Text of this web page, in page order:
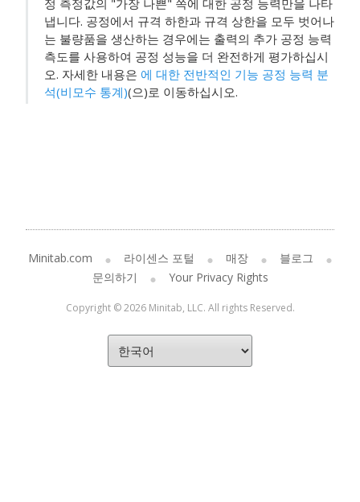
냅니다. 공정에서 규격 하한과 규격 상한을 모두 벗어나
는 불량품을 생산하는 경우에는 출력의 추가 공정 능력
측도를 사용하여 공정 성능을 더 완전하게 평가하십시
오. 자세한 내용은 에 대한 전반적인 기능 공정 능력 분
석(비모수 통계)(으)로 이동하십시오.
Minitab.com 라이센스 포털 매장
블로그
문의하기
Your Privacy Rights
Copyright © 2026 Minitab, LLC. All rights Reserved.